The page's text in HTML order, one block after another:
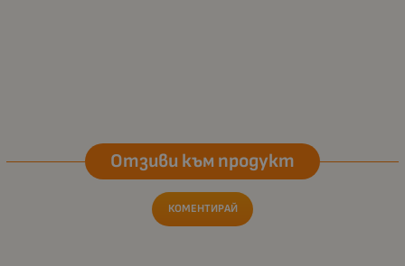
Отзиви към продукт
КОМЕНТИРАЙ